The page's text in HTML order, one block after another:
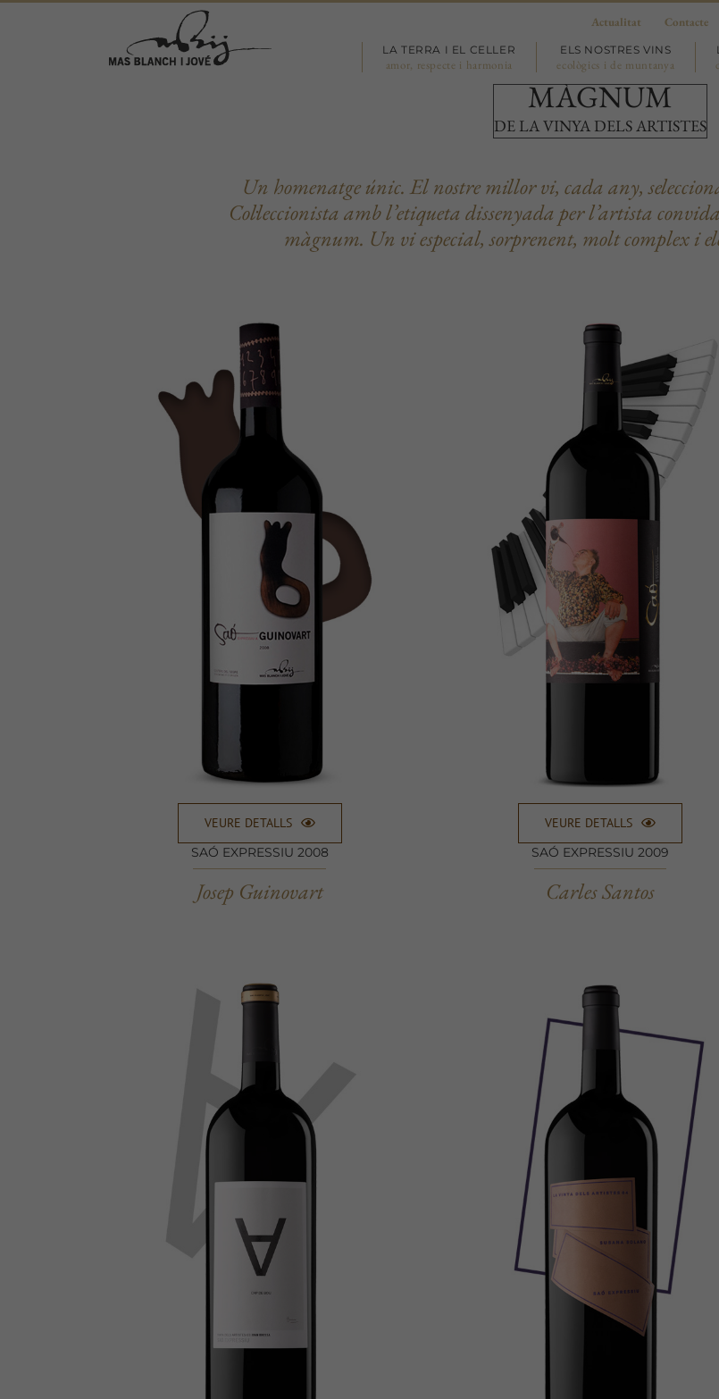
Actualitat Contacte
LA TERRA I EL CELLER
amor, respecte i harmonia
ELS NOSTRES VINS
ecològics i de muntanya
MÀGNUM
DE LA VINYA DELS ARTISTES
Un homenatge únic. El nostre millor vi, cada any,
Col·leccionista amb l’etiqueta dissenyada per l’artista
màgnum. Un vi especial, sorprenent, molt complex i
VEURE DETALLS
SAÓ EXPRESSIU 2008
Josep Guinovart
VEURE DETALLS
SAÓ EXPRESSIU 2009
Carles Santos